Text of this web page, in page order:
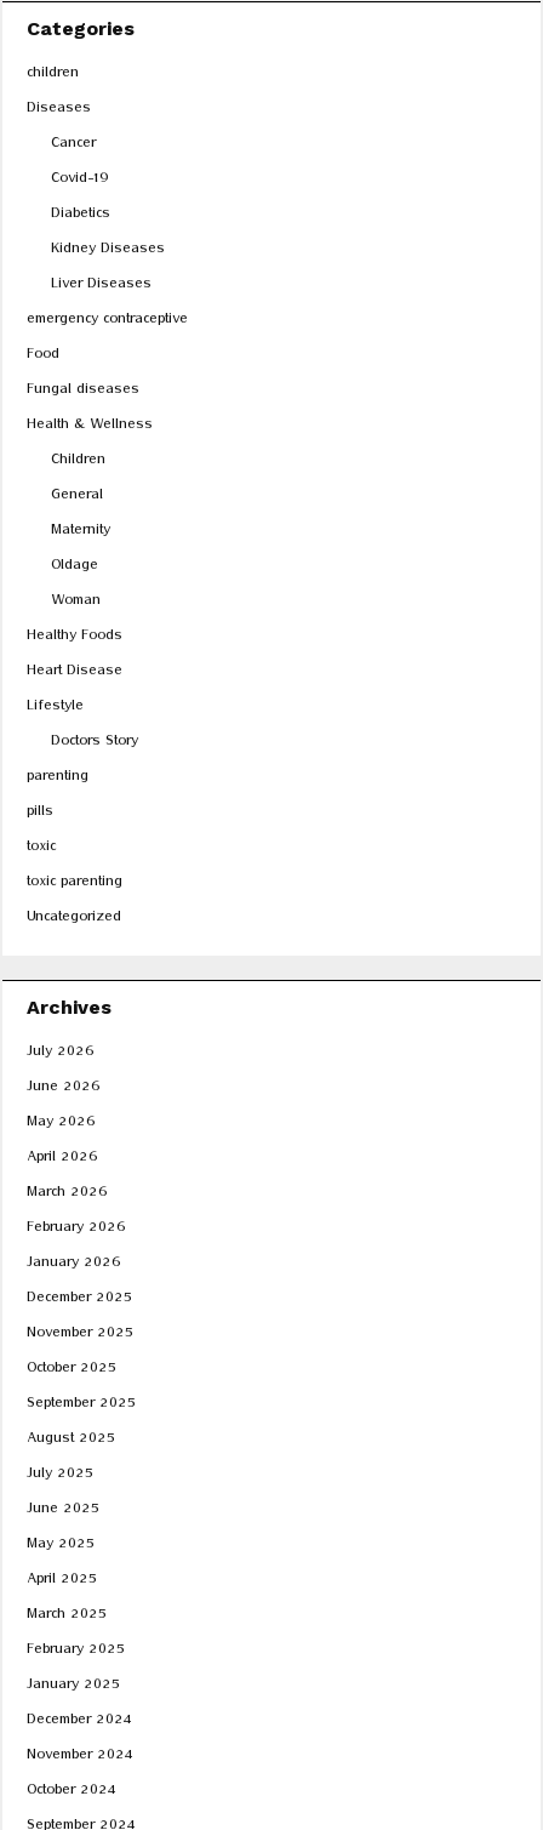
Categories
children
Diseases
Cancer
Covid-19
Diabetics
Kidney Diseases
Liver Diseases
emergency contraceptive
Food
Fungal diseases
Health & Wellness
Children
General
Maternity
Oldage
Woman
Healthy Foods
Heart Disease
Lifestyle
Doctors Story
parenting
pills
toxic
toxic parenting
Uncategorized
Archives
July 2026
June 2026
May 2026
April 2026
March 2026
February 2026
January 2026
December 2025
November 2025
October 2025
September 2025
August 2025
July 2025
June 2025
May 2025
April 2025
March 2025
February 2025
January 2025
December 2024
November 2024
October 2024